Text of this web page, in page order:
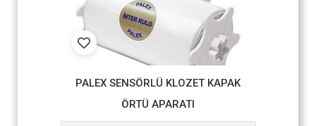
PALEX SENSÖRLÜ KLOZET KAPAK
ÖRTÜ APARATI